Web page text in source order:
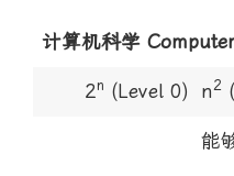
计算机科学
2n (Level 0) n2
能